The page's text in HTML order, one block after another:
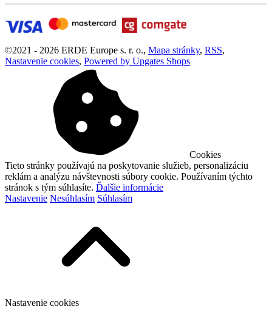
©2021 - 2026 ERDE Europe s. r. o., Mapa stránky, RSS,
Nastavenie cookies, Powered by Upgates Shops
Cookies
Tieto stránky používajú na poskytovanie služieb, personalizáciu
reklám a analýzu návštevnosti súbory cookie. Používaním týchto
stránok s tým súhlasíte. Ďalšie informácie
Nastavenie Nesúhlasím Súhlasím
Nastavenie cookies